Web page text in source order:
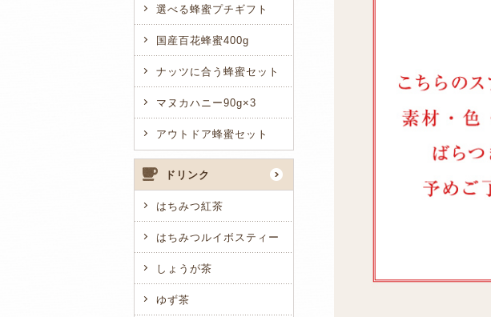
選べる蜂蜜プチギフト
国産百花蜂蜜400g
ナッツに合う蜂蜜セット
マヌカハニー90g×3
アウトドア蜂蜜セット
ドリンク
はちみつ紅茶
はちみつルイボスティー
しょうが茶
ゆず茶